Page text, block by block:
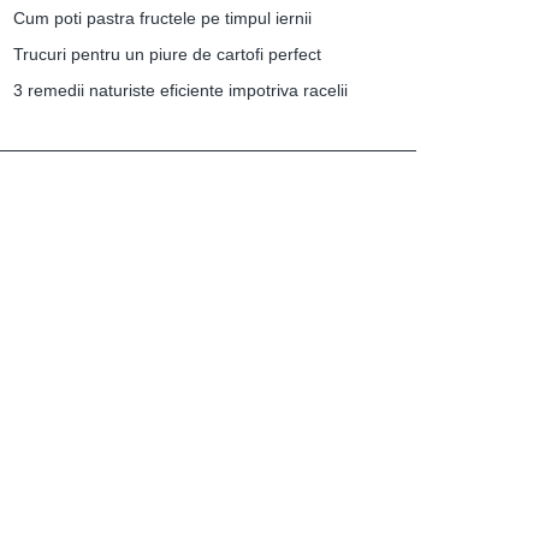
Cum poti pastra fructele pe timpul iernii
Trucuri pentru un piure de cartofi perfect
3 remedii naturiste eficiente impotriva racelii